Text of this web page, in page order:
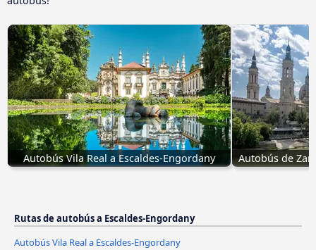
Autobús Vila Real a Escaldes-Engordany Autobús de
Rutas de autobús a Escaldes-Engordany
Autobús Vila Real a Escaldes-Engordany